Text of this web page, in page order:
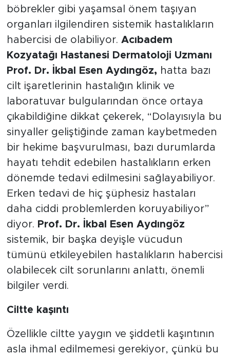
böbrekler gibi yaşamsal önem taşıyan
organları ilgilendiren sistemik hastalıkların
habercisi de olabiliyor. Acıbadem
Kozyatağı Hastanesi Dermatoloji Uzmanı
Prof. Dr. İkbal Esen Aydıngöz, hatta bazı
cilt işaretlerinin hastalığın klinik ve
laboratuvar bulgularından önce ortaya
çıkabildiğine dikkat çekerek, “Dolayısıyla bu
sinyaller geliştiğinde zaman kaybetmeden
bir hekime başvurulması, bazı durumlarda
hayatı tehdit edebilen hastalıkların erken
dönemde tedavi edilmesini sağlayabiliyor.
Erken tedavi de hiç şüphesiz hastaları
daha ciddi problemlerden koruyabiliyor”
diyor. Prof. Dr. İkbal Esen Aydıngöz
sistemik, bir başka deyişle vücudun
tümünü etkileyebilen hastalıkların habercisi
olabilecek cilt sorunlarını anlattı, önemli
bilgiler verdi.
Ciltte kaşıntı
Özellikle ciltte yaygın ve şiddetli kaşıntının
asla ihmal edilmemesi gerekiyor, çünkü bu